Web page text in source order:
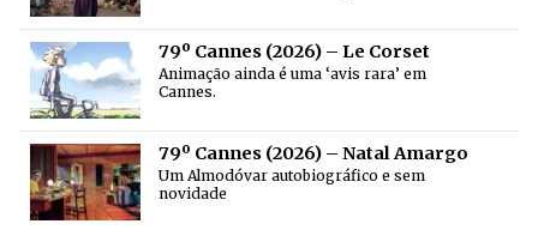
79º Cannes (2026) – Le Corset
Animação ainda é uma ‘avis rara’ em
Cannes.
79º Cannes (2026) – Natal Amargo
Um Almodóvar autobiográfico e sem
novidade